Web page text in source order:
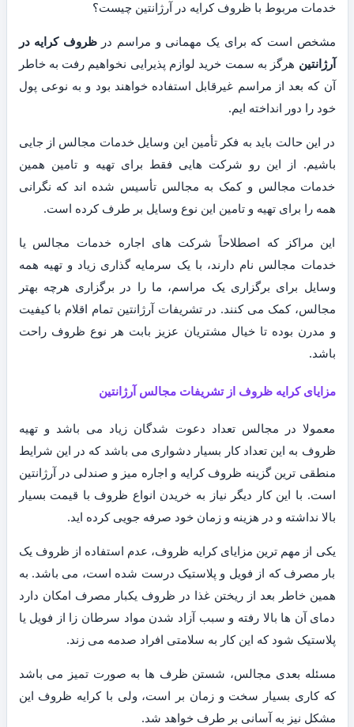
خدمات مربوط با ظروف کرایه در آرژانتین چیست؟
مشخص است که برای یک مهمانی و مراسم درظروف کرایه در
آرژانتین هرگز به سمت خرید لوازم پذیرایی نخواهیم رفت به خاطر
آن که بعد از مراسم غیرقابل استفاده خواهند بود و به نوعی پول
خود را دور انداخته ایم.
در این حالت باید به فکر تأمین این وسایل خدمات مجالس از جایی
باشیم. از این رو شرکت هایی فقط برای تهیه و تامین همین
خدمات مجالس و کمک به مجالس تأسیس شده اند که نگرانی
همه را برای تهیه و تامین این نوع وسایل بر طرف کرده است.
این مراکز که اصطلاحاً شرکت های اجاره خدمات مجالس یا
خدمات مجالس نام دارند، با یک سرمایه گذاری زیاد و تهیه همه
وسایل برای برگزاری یک مراسم، ما را در برگزاری هرچه بهتر
مجالس، کمک می کنند. در تشریفات آرژانتین تمام اقلام با کیفیت
و مدرن بوده تا خیال مشتریان عزیز بابت هر نوع ظروف راحت
باشد.
مزایای کرایه ظروف از تشریفات مجالس آرژانتین
معمولا در مجالس تعداد دعوت شدگان زیاد می باشد و تهیه
ظروف به این تعداد کار بسیار دشواری می باشد که در این شرایط
منطقی ترین گزینه ظروف کرایه و اجاره میز و صندلی در آرژانتین
است. با این کار دیگر نیاز به خریدن انواع ظروف با قیمت بسیار
بالا نداشته و در هزینه و زمان خود صرفه جویی کرده اید.
یکی از مهم ترین مزایای کرایه ظروف، عدم استفاده از ظروف یک
بار مصرف که از فویل و پلاستیک درست شده است، می باشد. به
همین خاطر بعد از ریختن غذا در ظروف یکبار مصرف امکان دارد
دمای آن ها بالا رفته و سبب آزاد شدن مواد سرطان زا از فویل یا
پلاستیک شود که این کار به سلامتی افراد صدمه می زند.
مسئله بعدی مجالس، شستن ظرف ها به صورت تمیز می باشد
که کاری بسیار سخت و زمان بر است، ولی با کرایه ظروف این
مشکل نیز به آسانی بر طرف خواهد شد.